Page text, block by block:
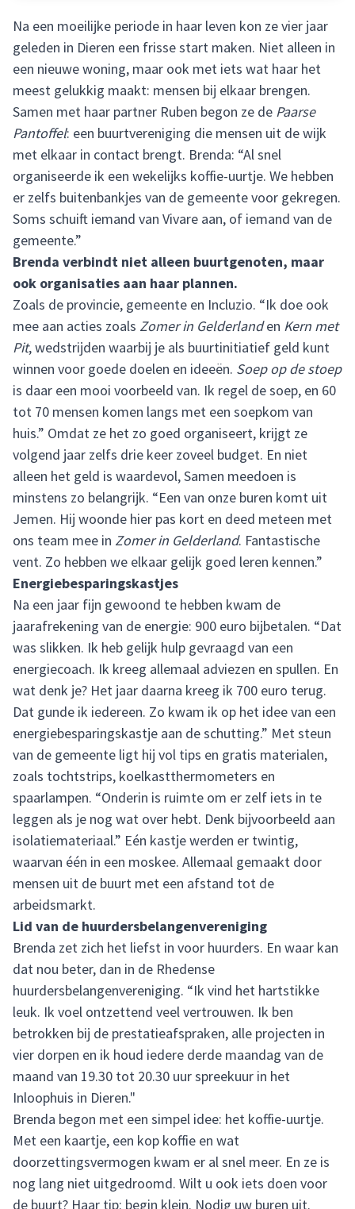
Na een moeilijke periode in haar leven kon ze vier jaar
geleden in Dieren een frisse start maken. Niet alleen in
een nieuwe woning, maar ook met iets wat haar het
meest gelukkig maakt: mensen bij elkaar brengen.
Samen met haar partner Ruben begon ze de Paarse
Pantoffel: een buurtvereniging die mensen uit de wijk
met elkaar in contact brengt. Brenda: “Al snel
organiseerde ik een wekelijks koffie-uurtje. We hebben
er zelfs buitenbankjes van de gemeente voor gekregen.
Soms schuift iemand van Vivare aan, of iemand van de
gemeente.”
Brenda verbindt niet alleen buurtgenoten, maar
ook organisaties aan haar plannen.
Zoals de provincie, gemeente en Incluzio. “Ik doe ook
mee aan acties zoals Zomer in Gelderlanden Kern met
Pit, wedstrijden waarbij je als buurtinitiatief geld kunt
winnen voor goede doelen en ideeën. Soep op de stoep
is daar een mooi voorbeeld van. Ik regel de soep, en 60
tot 70 mensen komen langs met een soepkom van
huis.” Omdat ze het zo goed organiseert, krijgt ze
volgend jaar zelfs drie keer zoveel budget. En niet
alleen het geld is waardevol, Samen meedoen is
minstens zo belangrijk. “Een van onze buren komt uit
Jemen. Hij woonde hier pas kort en deed meteen met
ons team mee in Zomer in Gelderland. Fantastische
vent. Zo hebben we elkaar gelijk goed leren kennen.”
Energiebesparingskastjes
Na een jaar fijn gewoond te hebben kwam de
jaarafrekening van de energie: 900 euro bijbetalen. “Dat
was slikken. Ik heb gelijk hulp gevraagd van een
energiecoach. Ik kreeg allemaal adviezen en spullen. En
wat denk je? Het jaar daarna kreeg ik 700 euro terug.
Dat gunde ik iedereen. Zo kwam ik op het idee van een
energiebesparingskastje aan de schutting.” Met steun
van de gemeente ligt hij vol tips en gratis materialen,
zoals tochtstrips, koelkastthermometers en
spaarlampen. “Onderin is ruimte om er zelf iets in te
leggen als je nog wat over hebt. Denk bijvoorbeeld aan
isolatiemateriaal.” Eén kastje werden er twintig,
waarvan één in een moskee. Allemaal gemaakt door
mensen uit de buurt met een afstand tot de
arbeidsmarkt.
Lid van de huurdersbelangenvereniging
Brenda zet zich het liefst in voor huurders. En waar kan
dat nou beter, dan in de Rhedense
huurdersbelangenvereniging. “Ik vind het hartstikke
leuk. Ik voel ontzettend veel vertrouwen. Ik ben
betrokken bij de prestatieafspraken, alle projecten in
vier dorpen en ik houd iedere derde maandag van de
maand van 19.30 tot 20.30 uur spreekuur in het
Inloophuis in Dieren."
Brenda begon met een simpel idee: het koffie-uurtje.
Met een kaartje, een kop koffie en wat
doorzettingsvermogen kwam er al snel meer. En ze is
nog lang niet uitgedroomd. Wilt u ook iets doen voor
de buurt? Haar tip: begin klein. Nodig uw buren uit.